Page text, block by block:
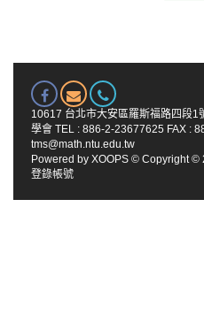
10617 台北市大安區羅斯福路四
學會 TEL : 886-2-23677625 FAX :
tms@math.ntu.edu.tw
Powered by XOOPS © Copyright ©
登錄帳號